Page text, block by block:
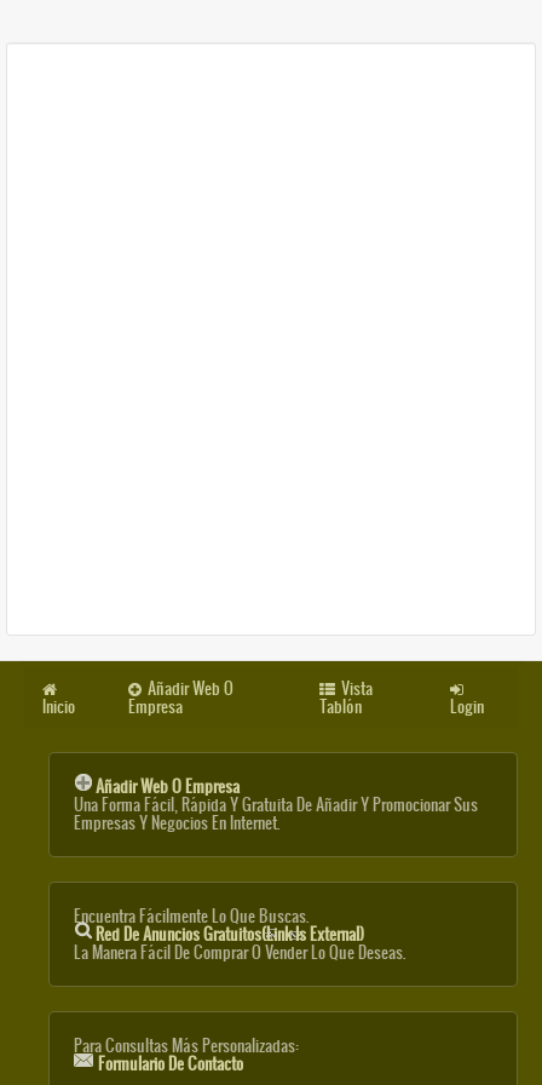
Inicio
Añadir Web O
Empresa
Vista
Tablón Login
Añadir Web O Empresa
Una Forma Fácil, Rápida Y Gratuita De Añadir Y Promocionar Sus
Empresas Y Negocios En Internet.
Encuentra Fácilmente Lo Que Buscas.
Red De Anuncios Gratuitos(link Is External)
La Manera Fácil De Comprar O Vender Lo Que Deseas.
Para Consultas Más Personalizadas:
Formulario De Contacto